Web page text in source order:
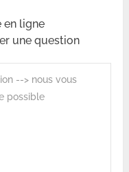
en ligne
une question